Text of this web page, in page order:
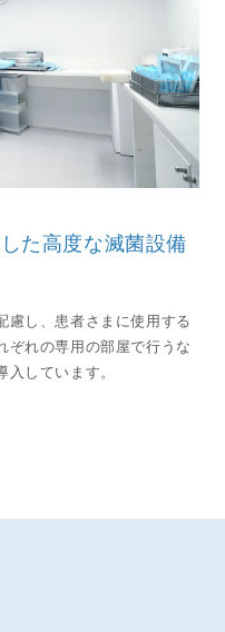
た高度な滅菌設備
慮し、患者さまに使用する
ぞれの専用の部屋で行うな
しています。